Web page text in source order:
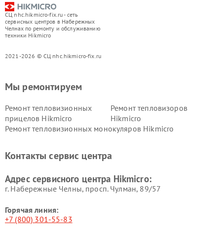
СЦ nhc.hikmicro-fix.ru - сеть
сервисных центров в Набережных
Челнах по ремонту и обслуживанию
техники Hikmicro
2021-2026 © СЦ nhc.hikmicro-fix.ru
Мы ремонтируем
Ремонт тепловизионных
прицелов Hikmicro
Ремонт тепловизоров
Hikmicro
Ремонт тепловизионных монокуляров Hikmicro
Контакты сервис центра
Адрес сервисного центра Hikmicro:
г. Набережные Челны, просп. Чулман, 89/57
Горячая линия:
+7 (800) 301-55-83